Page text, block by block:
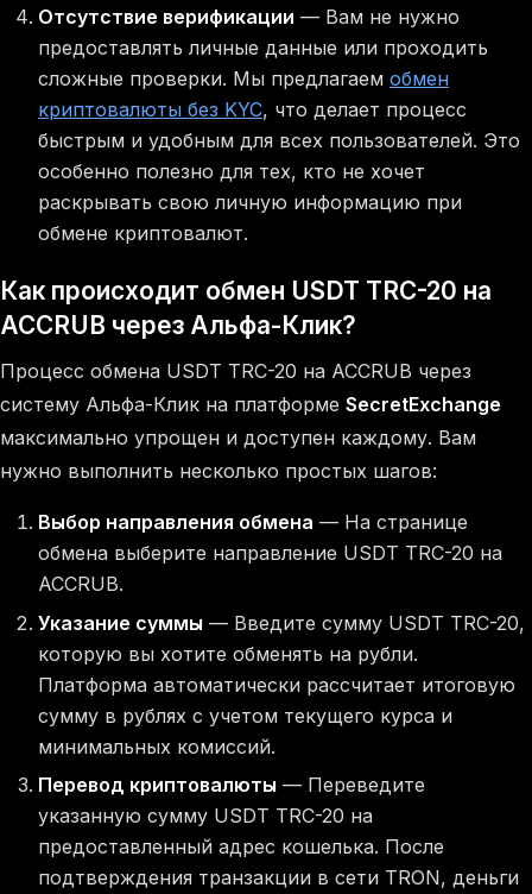
Отсутствие верификации — Вам не нужно
предоставлять личные данные или проходить
сложные проверки. Мы предлагаем обмен
криптовалюты без KYC, что делает процесс
быстрым и удобным для всех пользователей. Это
особенно полезно для тех, кто не хочет
раскрывать свою личную информацию при
обмене криптовалют.
Как происходит обмен USDT TRC-20 на
ACCRUB через Альфа-Клик?
Процесс обмена USDT TRC-20 на ACCRUB через
систему Альфа-Клик на платформе SecretExchange
максимально упрощен и доступен каждому. Вам
нужно выполнить несколько простых шагов:
Выбор направления обмена — На странице
обмена выберите направление USDT TRC-20 на
ACCRUB.
Указание суммы — Введите сумму USDT TRC-20,
которую вы хотите обменять на рубли.
Платформа автоматически рассчитает итоговую
сумму в рублях с учетом текущего курса и
минимальных комиссий.
Перевод криптовалюты — Переведите
указанную сумму USDT TRC-20 на
предоставленный адрес кошелька. После
подтверждения транзакции в сети TRON, деньги